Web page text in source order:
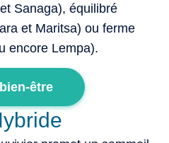
Sanaga), équilibré
et Maritsa) ou ferme
encore Lempa).
être